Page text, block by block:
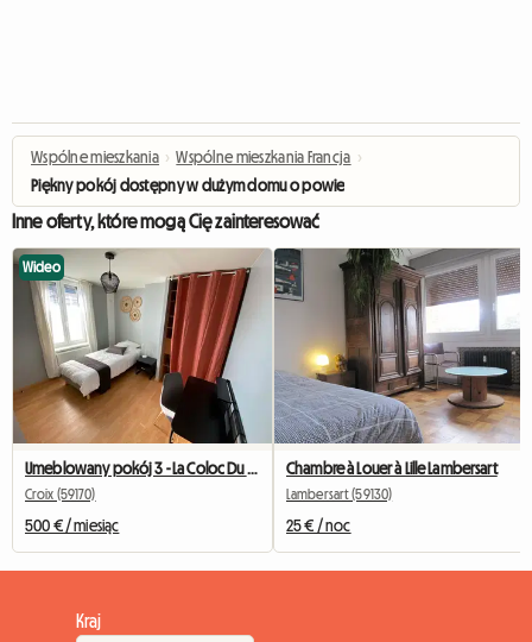
Wspólne mieszkania › Wspólne mieszkania Francja ›
Piękny pokój dostępny w dużym domu o powierzchni 120 m2 (pokój 1)
Inne oferty, które mogą Cię zainteresować
Wideo
Umeblowany pokój 3 - La Coloc Du Fresnoy
Croix (59170)
500 € / miesiąc
Chambre à Louer à Lille Lambersart
Lambersart (59130)
25 € / noc
Kraj